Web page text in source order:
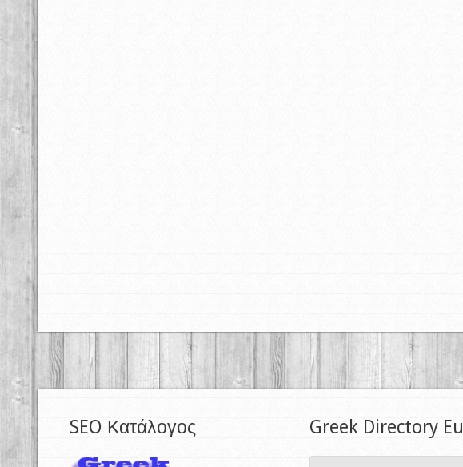
SEO Κατάλογος Greek Directory Eu